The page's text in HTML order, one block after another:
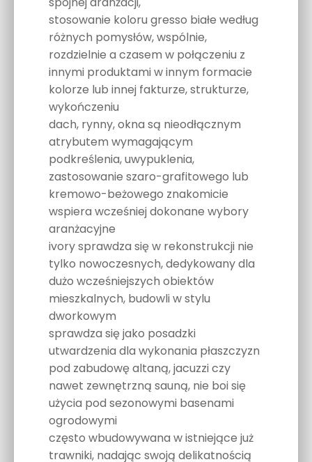
stosowanie koloru gresso białe według
różnych pomysłów, wspólnie,
rozdzielnie a czasem w połączeniu z
innymi produktami w innym formacie
kolorze lub innej fakturze, strukturze,
wykończeniu
dach, rynny, okna są nieodłącznym
atrybutem wymagającym
podkreślenia, uwypuklenia,
zastosowanie szaro-grafitowego lub
kremowo-beżowego znakomicie
wspiera wcześniej dokonane wybory
aranżacyjne
ivory sprawdza się w rekonstrukcji nie
tylko nowoczesnych, dedykowany dla
dużo wcześniejszych obiektów
mieszkalnych, budowli w stylu
dworkowym
sprawdza się jako posadzki
utwardzenia dla wykonania płaszczyzn
pod zabudowę altaną, jacuzzi czy
nawet zewnętrzną sauną, nie boi się
użycia pod sezonowymi basenami
ogrodowymi
często wbudowywana w istniejące już
trawniki, nadając swoją delikatnością